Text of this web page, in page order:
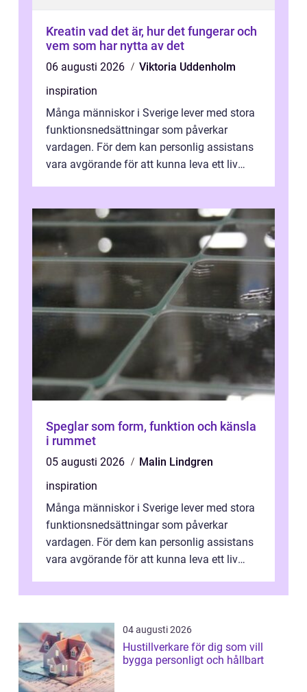
Kreatin vad det är, hur det fungerar och
vem som har nytta av det
06 augusti 2026
Viktoria Uddenholm
inspiration
Många människor i Sverige lever med stora
funktionsnedsättningar som påverkar
vardagen. För dem kan personlig assistans
vara avgörande för att kunna leva ett liv
Speglar som form, funktion och känsla
i rummet
05 augusti 2026
Malin Lindgren
inspiration
Många människor i Sverige lever med stora
funktionsnedsättningar som påverkar
vardagen. För dem kan personlig assistans
vara avgörande för att kunna leva ett liv
04 augusti 2026
Hustillverkare för dig som vill
bygga personligt och hållbart